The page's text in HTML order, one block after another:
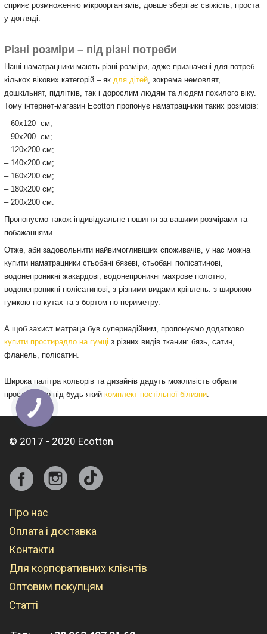
сприяє розмноженню мікроорганізмів, довше зберігає свіжість, проста
у догляді.
Різні розміри – під різні потреби
Наші наматрацники мають різні розміри, адже призначені для потреб
кількох вікових категорій – як для дітей, зокрема немовлят,
дошкільнят, підлітків, так і дорослим людям та людям похилого віку.
Тому інтернет-магазин Ecotton пропонує наматрацники таких розмірів:
– 60х120 см;
– 90х200 см;
– 120х200 см;
– 140х200 см;
– 160х200 см;
– 180х200 см;
– 200х200 см.
Пропонуємо також індивідуальне пошиття за вашими розмірами та
побажаннями.
Отже, аби задовольнити найвимогливіших споживачів, у нас можна
купити наматрацники стьобані бязеві, стьобані полісатинові,
водонепроникні жакардові, водонепроникні махрове полотно,
водонепроникні полісатинові, з різними видами кріплень: з широкою
гумкою по кутах та з бортом по периметру.
А щоб захист матраца був супернадійним, пропонуємо додатково
купити простирадло на гумці з різних видів тканин: бязь, сатин,
фланель, полісатин.
Широка палітра кольорів та дизайнів дадуть можливість обрати
простирадло під будь-який комплект постільної білизни.
© 2017 - 2020 Ecotton
Про нас
Оплата і доставка
Контакти
Для корпоративних клієнтів
Оптовим покупцям
Статті